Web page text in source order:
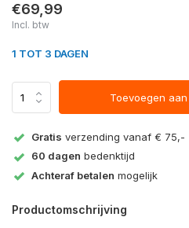
€69,99
Incl. btw
1 TOT 3 DAGEN
Toevoegen
Gratis verzending vanaf € 75,-
60 dagen bedenktijd
Achteraf betalen mogelijk
Productomschrijving